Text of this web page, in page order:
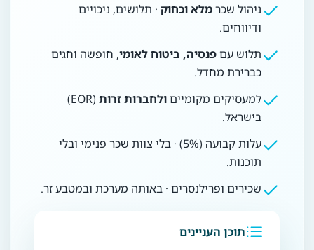
ניהול שכרמלא וכחוק · תלושים, ניכויים
ודיווחים.
תלוש עםפנסיה, ביטוח לאומי, חופשה וחגים
כברירת מחדל.
למעסיקים מקומייםולחברות זרות
(EOR)
בישראל.
עלות קבועה (5%) · בלי צוות שכר פנימי ובלי
תוכנות.
שכירים ופרילנסרים · באותה מערכת ובמטבע זר.
תוכן העניינים